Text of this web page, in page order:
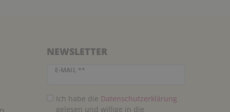
NEWSLETTER
E-MAIL **
Newsletter Honig
Ich habe die Daten­schutz­erklärung
gelesen und willige in die